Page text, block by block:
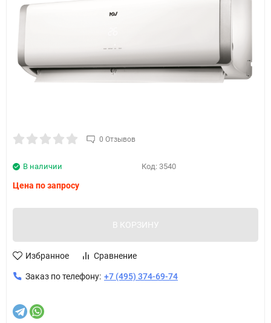
0 Отзывов
Код: 3540
В наличии
Цена по запросу
В КОРЗИНУ
Избранное Сравнение
Заказ по телефону: +7 (495) 374-69-74